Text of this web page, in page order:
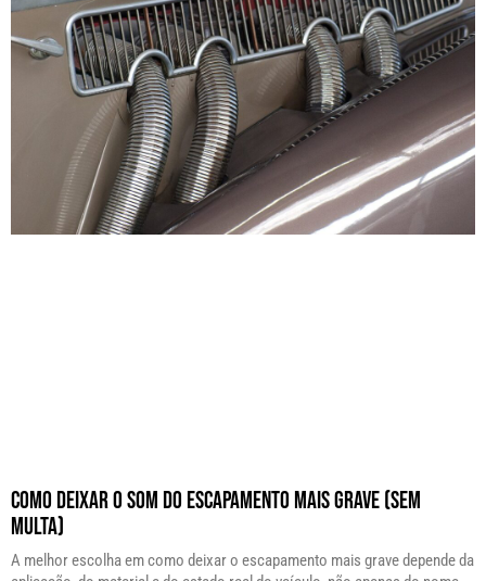
Como Deixar o Som do Escapamento Mais Grave (Sem
Multa)
A melhor escolha em como deixar o escapamento mais grave depende da